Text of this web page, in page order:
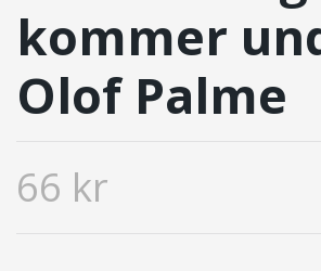
kommer
Olof Palme
66 kr